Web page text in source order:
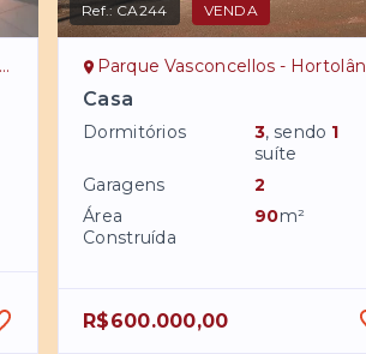
Ref.:CA244 VENDA
Parque Vasconcellos - Hortolândia/SP
Casa
Dormitórios 3, sendo 1
suíte
Garagens
2
Área
Construída
90m²
R$600.000,00